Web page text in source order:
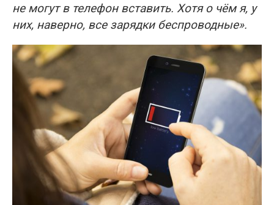
не могут в телефон вставить. Хотя о чём я, у
них, наверно, все зарядки беспроводные».